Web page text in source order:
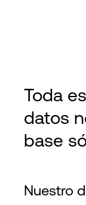
Toda
datos
base
Nuestro